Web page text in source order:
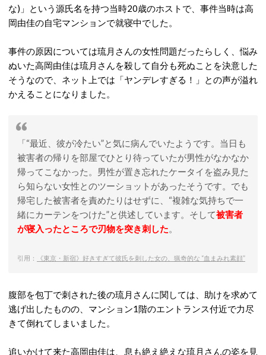
な)」という源氏名を持つ当時20歳のホストで、事件当時は高
岡由佳の自宅マンションで就寝中でした。
事件の原因については琉月さんの女性問題だったらしく、悩み
ぬいた高岡由佳は琉月さんを殺して自分も死ぬことを決意した
そうなので、ネット上では「ヤンデレすぎる！」との声が溢れ
かえることになりました。
「“最近、彼が冷たい”と気に病んでいたようです。当日も
被害者の帰りを部屋でひとり待っていたが男性がなかなか
帰ってこなかった。男性が置き忘れたケータイを盗み見た
ら知らない女性とのツーショットがあったそうです。でも
帰宅した被害者を責めたりはせずに、“複雑な気持ちで一
緒にカーテンをつけた”と供述しています。そして被害者
が寝入ったところで刃物を突き刺した。
引用： 《東京・新宿》好きすぎて彼氏を刺した女の、猟奇的な “血まみれ素顔”
腹部を包丁で刺された後の琉月さんに関しては、助けを求めて
逃げ出したものの、マンション1階のエントランス付近で力尽
きて倒れてしまいました。
追いかけて来た高岡由佳は、息も絶え絶えな琉月さんの姿を見